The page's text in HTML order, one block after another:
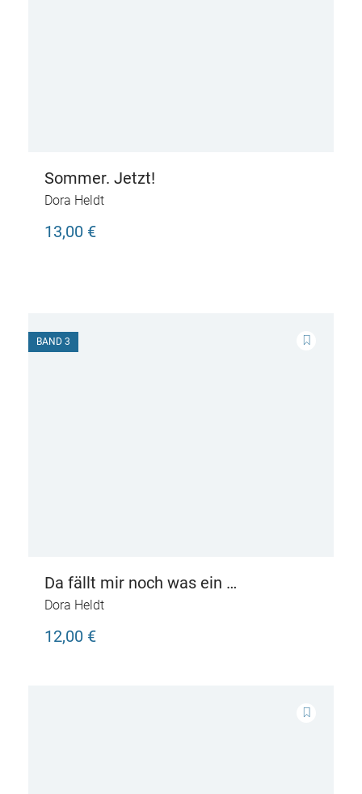
Sommer. Jetzt!
Dora Heldt
13,00 €
BAND 3
Da fällt mir noch was ein …
Dora Heldt
12,00 €